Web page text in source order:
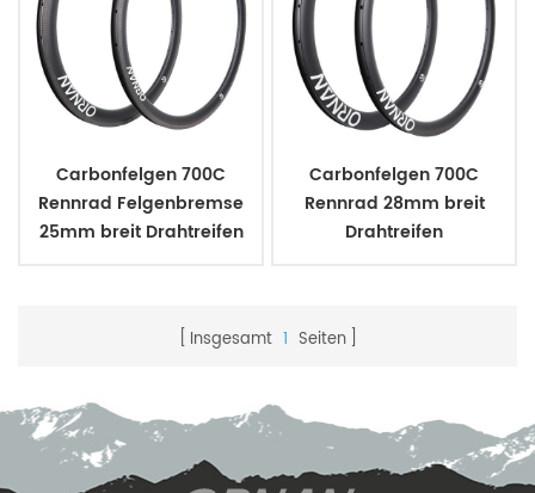
Carbonfelgen 700C
Rennrad Felgenbremse
25mm breit Drahtreifen
Carbonfelgen 700C
Rennrad 28mm breit
Drahtreifen
Insgesamt 1 Seiten